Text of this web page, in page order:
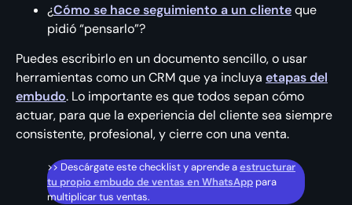
¿Cómo se hace seguimiento a un clienteque
pidió “pensarlo”?
Puedes escribirlo en un documento sencillo, o usar
herramientas como un CRM que ya incluya etapas del
embudo. Lo importante es que todos sepan cómo
actuar, para que la experiencia del cliente sea siempre
consistente, profesional, y cierre con una venta.
>> Descárgate este checklist y aprende aestructurar
tu propio embudo de ventas en WhatsApp para
multiplicar tus ventas.